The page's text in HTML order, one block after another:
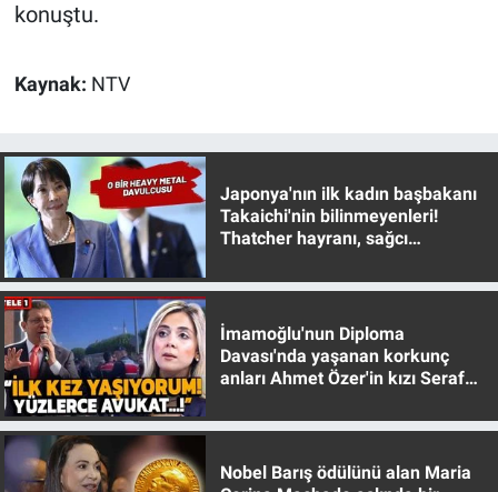
konuştu.
Kaynak: NTV
Japonya'nın ilk kadın başbakanı
Takaichi'nin bilinmeyenleri!
Thatcher hayranı, sağcı
İmamoğlu'nun Diploma
Davası'nda yaşanan korkunç
anları Ahmet Özer'in kızı Seraf
Nobel Barış ödülünü alan Maria